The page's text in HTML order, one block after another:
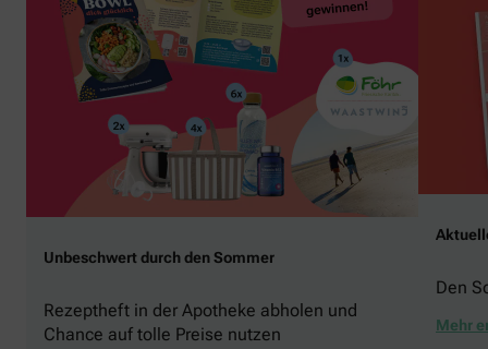
Unbeschwert durch den Sommer
Rezeptheft in der Apotheke abholen und
Chance auf tolle Preise nutzen
Den
Mehr